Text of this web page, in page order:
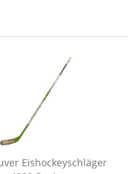
Eishockeyschläger